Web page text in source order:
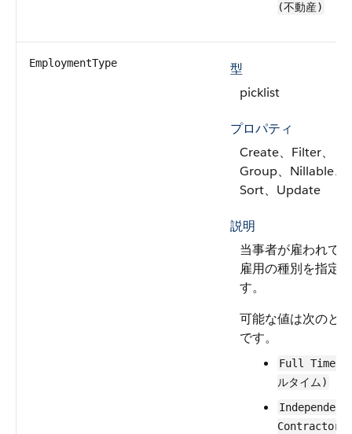
(不動産)
EmploymentType
型
picklist
プロパティ
Create、Filter、
Group、Nillable、
Sort、Update
説明
当事者が雇われて
雇用の種別を指定
す。
可能な値は次のと
です。
Full Time (
ルタイム)
Independent
Contractor